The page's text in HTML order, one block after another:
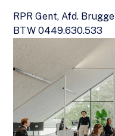
RPR Gent, Afd. Brugge
BTW 0449.630.533